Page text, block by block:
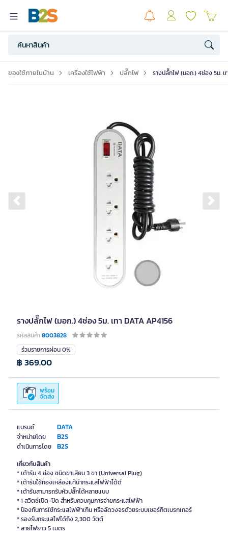
ของใช้ภายในบ้าน เครื่องใช้ไฟฟ้า ปลั๊กไฟ รางปลั๊กไฟ (มอก.) 4ช่อง 5ม. เ
Previous slide
รางปลั๊กไฟ (มอก.) 4ช่อง 5ม. เทา DATA AP4156
รหัสสินค้า8003828
แบรนด์ DATA
จำหน่ายโดย B2S
ดำเนินการโดย B2S
ร่วมรายการผ่อน 0%
พร้อม
จัดส่ง
฿ 369.00
เกี่ยวกับสินค้า
* เต้ารับ 4 ช่อง ชนิดขาเสียบ 3 ขา (Universal Plug)
* เต้ารับใช้ทองเหลืองแท้นำกระแสไฟฟ้าได้ดี
* เต้ารับสามารถรับหัวปลั๊กได้หลายแบบ
* 1 สวิตช์เปิด-ปิด สำหรับควบคุมการจ่ายกระแสไฟฟ้า
* ป้องกันการใช้กระแสไฟฟ้าเกิน หรือลัดวงจรด้วยระบบเซอร์กิตเบรกเกอร์
* รองรับกระแสไฟได้ถึง 2,300 วัตต์
* สายไฟยาว 5 เมตร